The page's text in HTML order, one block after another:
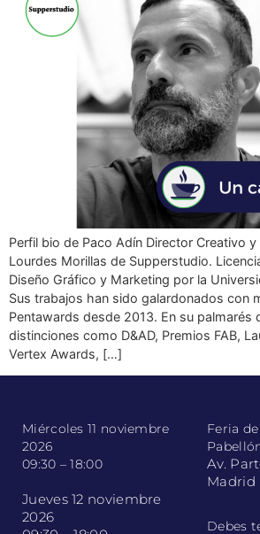
Perfil bio de Paco Adín Director Creativo
Lourdes Morillas de Supperstudio.
Diseño Gráfico y Marketing por la
Sus trabajos han sido galardonados con
Pentawards desde 2013. En su palmarés
distinciones como D&AD, Premios FAB,
Vertex Awards, […]
Miércoles 11 noviembre
2026
09:30 – 18:00
Jueves 12 noviembre
2026
Feria
Av.
Madrid
Debes